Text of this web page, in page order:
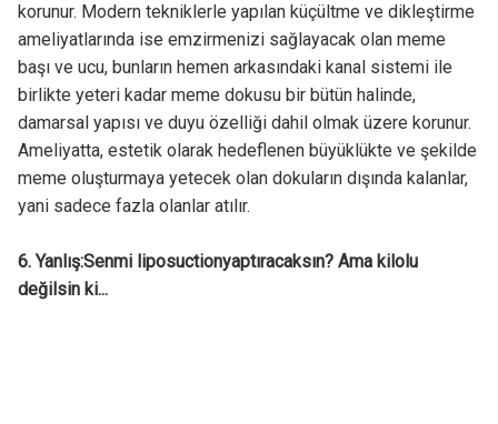
korunur. Modern tekniklerle yapılan küçültme ve dikleştirme
ameliyatlarında ise emzirmenizi sağlayacak olan meme
başı ve ucu, bunların hemen arkasındaki kanal sistemi ile
birlikte yeteri kadar meme dokusu bir bütün halinde,
damarsal yapısı ve duyu özelliği dahil olmak üzere korunur.
Ameliyatta, estetik olarak hedeflenen büyüklükte ve şekilde
meme oluşturmaya yetecek olan dokuların dışında kalanlar,
yani sadece fazla olanlar atılır.
6. Yanlış:Senmi liposuctionyaptıracaksın? Ama kilolu
değilsin ki...